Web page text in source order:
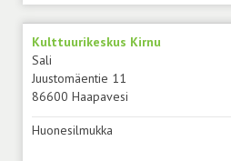
Kulttuurikeskus Kirnu
Sali
Juustomäentie 11
86600 Haapavesi
Huonesilmukka